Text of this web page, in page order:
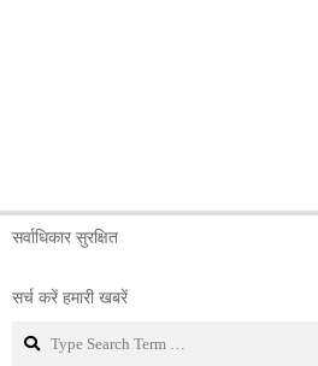
सर्वाधिकार सुरक्षित
सर्च करें हमारी खबरें